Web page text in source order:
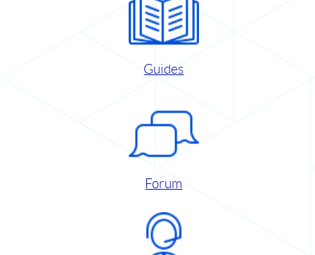
Guides
Forum